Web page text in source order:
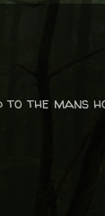
the mans